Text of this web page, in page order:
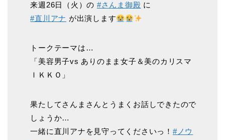
来週26日（火）の #さんま御殿 に
#直川アナ が出演します
トークテーマは…
「美容男子vs ありのまま女子＆美のカリスマ
ＩＫＫＯ」
果たしてさんまさんとうまくお話しできたので
しょうか…
一緒に直川アナを見守ってくださいっ！ #ノウ